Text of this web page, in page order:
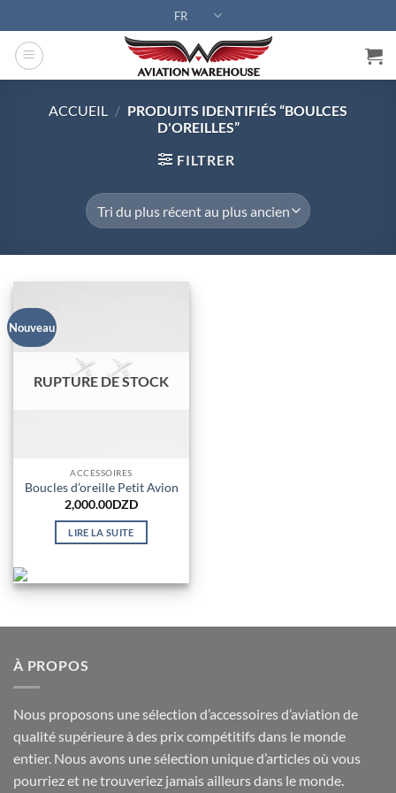
au
contenu
FR
ACCUEIL / PRODUITS IDENTIFIÉS “BOULCES
D'OREILLES”
FILTRER
Nouveau
RUPTURE DE STOCK
ACCESSOIRES
Boucles d’oreille Petit Avion
2,000.00DZD
LIRE LA SUITE
À PROPOS
Nous proposons une sélection d’accessoires d’aviation de
qualité supérieure à des prix compétitifs dans le monde
entier. Nous avons une sélection unique d’articles où vous
pourriez et ne trouveriez jamais ailleurs dans le monde.